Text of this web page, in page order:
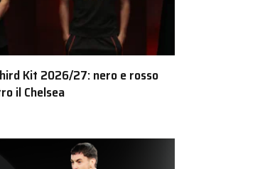
Kit 2026/27: nero e rosso
il Chelsea